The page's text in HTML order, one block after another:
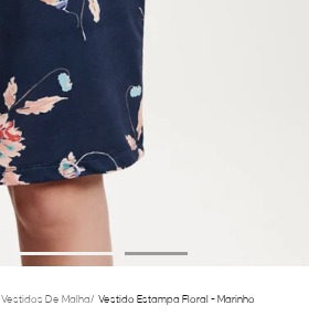
Vestidos De Malha/ Vestido Estampa Floral - Marinho